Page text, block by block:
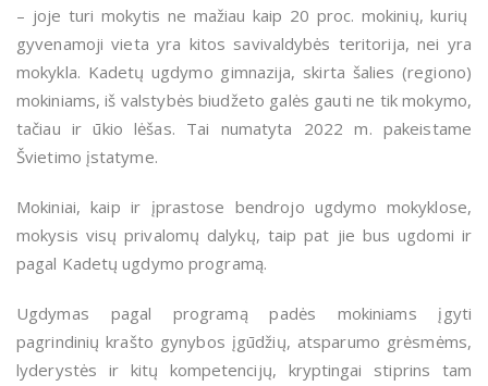
– joje turi mokytis ne mažiau kaip 20 proc. mokinių, kurių
gyvenamoji vieta yra kitos savivaldybės teritorija, nei yra
mokykla. Kadetų ugdymo gimnazija, skirta šalies (regiono)
mokiniams, iš valstybės biudžeto galės gauti ne tik mokymo,
tačiau ir ūkio lėšas. Tai numatyta 2022 m. pakeistame
Švietimo įstatyme.
Mokiniai, kaip ir įprastose bendrojo ugdymo mokyklose,
mokysis visų privalomų dalykų, taip pat jie bus ugdomi ir
pagal Kadetų ugdymo programą.
Ugdymas pagal programąpadės mokiniams įgyti
pagrindiniųkrašto gynybos įgūdžių, atsparumo grėsmėms,
lyderystės ir kitų kompetencijų, kryptingai stiprins tam